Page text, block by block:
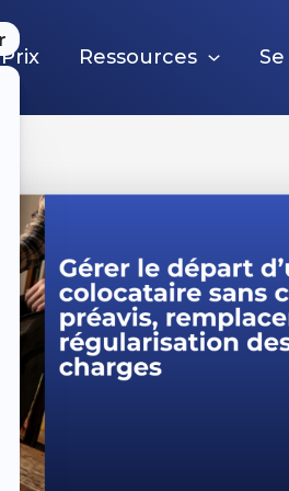
Prix Ressources